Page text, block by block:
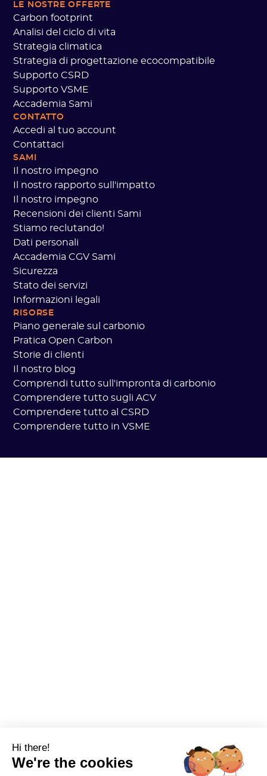
LE NOSTRE OFFERTE
Carbon footprint
Analisi del ciclo di vita
Strategia climatica
Strategia di progettazione ecocompatibile
Supporto CSRD
Supporto VSME
Accademia Sami
CONTATTO
Accedi al tuo account
Contattaci
SAMI
Il nostro impegno
Il nostro rapporto sull'impatto
Il nostro impegno
Recensioni dei clienti Sami
Stiamo reclutando!
Dati personali
Accademia CGV Sami
Sicurezza
Stato dei servizi
Informazioni legali
RISORSE
Piano generale sul carbonio
Pratica Open Carbon
Storie di clienti
Il nostro blog
Comprendi tutto sull'impronta di carbonio
Comprendere tutto sugli ACV
Comprendere tutto al CSRD
Comprendere tutto in VSME
Hi there!
We're the cookies